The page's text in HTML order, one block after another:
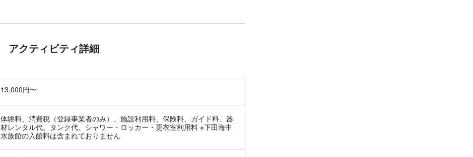
アクティビティ詳細
13,000円〜
体験料、消費税（登録事業者のみ）、施設利用料、保険料、ガイド料、器
材レンタル代、タンク代、シャワー・ロッカー・更衣室利用料 ※下田海中
水族館の入館料は含まれておりません